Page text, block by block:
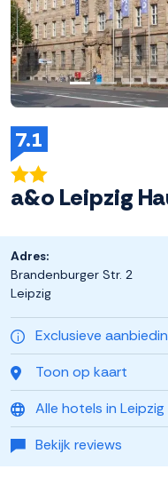
7.1
a&o Leipzig
Exclusieve
Toon op kaart
Alle hotels in Leipzig
Bekijk reviews
Adres:
Brandenburger Str. 2
Leipzig